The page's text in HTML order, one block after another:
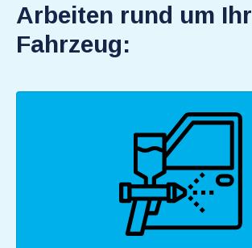
Arbeiten rund um Ihr
Fahrzeug: